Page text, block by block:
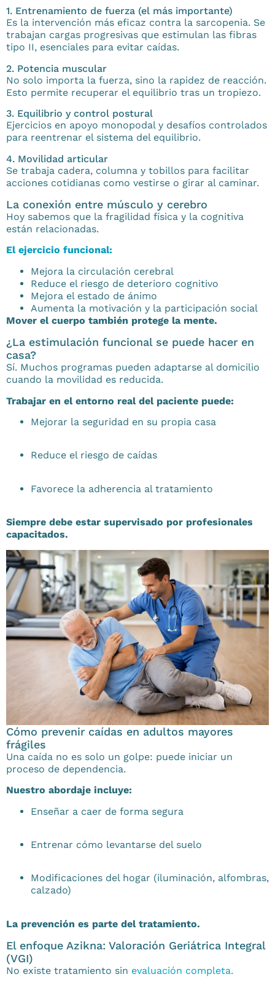
1. Entrenamiento de fuerza (el más importante)
Es la intervención más eficaz contra la sarcopenia. Se
trabajan cargas progresivas que estimulan las fibras
tipo II, esenciales para evitar caídas.
2. Potencia muscular
No solo importa la fuerza, sino la rapidez de reacción.
Esto permite recuperar el equilibrio tras un tropiezo.
3. Equilibrio y control postural
Ejercicios en apoyo monopodal y desafíos controlados
para reentrenar el sistema del equilibrio.
4. Movilidad articular
Se trabaja cadera, columna y tobillos para facilitar
acciones cotidianas como vestirse o girar al caminar.
La conexión entre músculo y cerebro
Hoy sabemos que la fragilidad física y la cognitiva
están relacionadas.
El ejercicio funcional:
Mejora la circulación cerebral
Reduce el riesgo de deterioro cognitivo
Mejora el estado de ánimo
Aumenta la motivación y la participación social
Mover el cuerpo también protege la mente.
¿La estimulación funcional se puede hacer en
casa?
Sí. Muchos programas pueden adaptarse al domicilio
cuando la movilidad es reducida.
Trabajar en el entorno real del paciente puede:
Mejorar la seguridad en su propia casa
Reduce el riesgo de caídas
Favorece la adherencia al tratamiento
Siempre debe estar supervisado por profesionales
capacitados.
Cómo prevenir caídas en adultos mayores
frágiles
Una caída no es solo un golpe: puede iniciar un
proceso de dependencia.
Nuestro abordaje incluye:
Enseñar a caer de forma segura
Entrenar cómo levantarse del suelo
Modificaciones del hogar (iluminación, alfombras,
calzado)
La prevención es parte del tratamiento.
El enfoque Azikna: Valoración Geriátrica Integral
(VGI)
No existe tratamiento sin evaluación completa.